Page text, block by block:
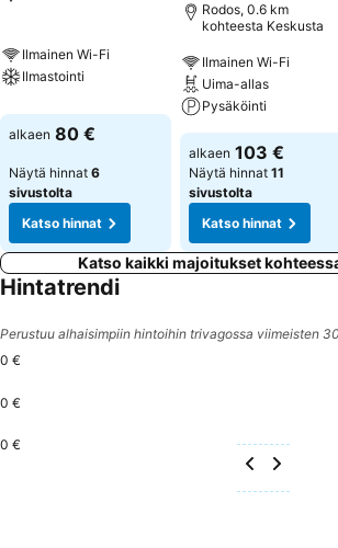
Ilmainen Wi-Fi
Ilmastointi
alkaen 80 €
Näytä hinnat 6
sivustolta
Katso hinnat
Rodos, 0.6 km
kohteesta Keskusta
Ilmainen Wi-Fi
Uima-allas
Pysäköinti
alkaen 103 €
Näytä hinnat 11
sivustolta
Katso hinnat
Katso kaikki majoitukset
Hintatrendi
Perustuu alhaisimpiin hintoihin trivagossa viimeisten
0 €
0 €
0 €